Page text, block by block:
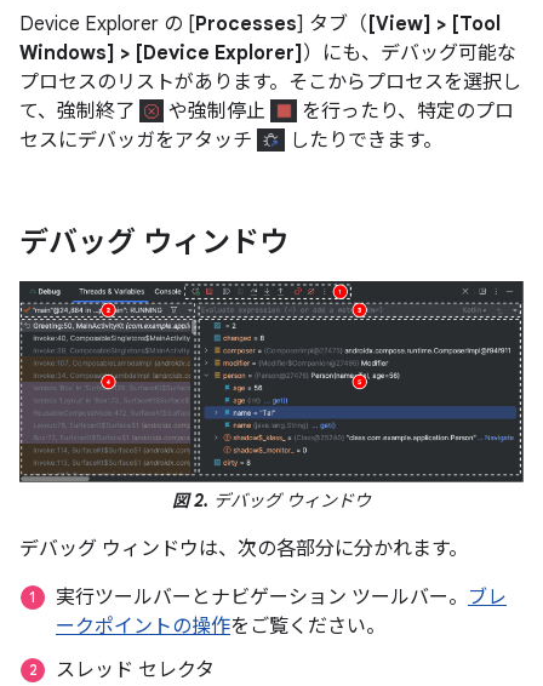
Device Explorer の [Processes] タブ（ [View] > [Tool
Windows] > [Device Explorer] ）にも、デバッグ可能な
プロセスのリストがあります。そこからプロセスを選択し
て、強制終了
や強制停止
を行ったり、特定のプロ
セスにデバッガをアタッチ
したりできます。
デバッグ ウィンドウ
図 2. デバッグ ウィンドウ
デバッグ ウィンドウは、次の各部分に分かれます。
実行ツールバーとナビゲーション ツールバー。 ブレ
ークポイントの操作をご覧ください。
スレッド セレクタ